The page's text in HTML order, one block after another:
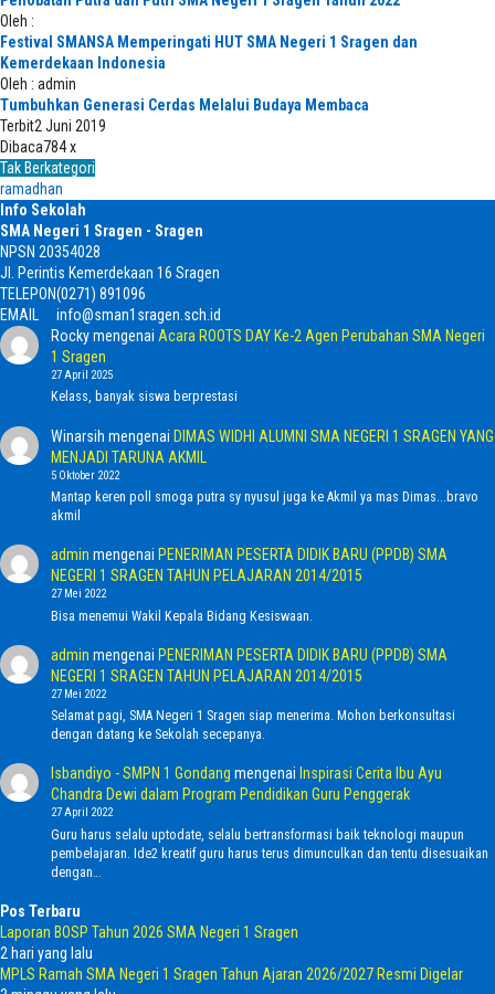
Oleh :
Festival SMANSA Memperingati HUT SMA Negeri 1 Sragen dan
Kemerdekaan Indonesia
Oleh : admin
Tumbuhkan Generasi Cerdas Melalui Budaya Membaca
Terbit2 Juni 2019
Dibaca784 x
Tak Berkategori
ramadhan
Info Sekolah
SMA Negeri 1 Sragen - Sragen
NPSN 20354028
Jl. Perintis Kemerdekaan 16 Sragen
TELEPON(0271) 891096
EMAIL
info@sman1sragen.sch.id
Rockymengenai Acara ROOTS DAY Ke-2 Agen Perubahan SMA Negeri
1 Sragen
27 April 2025
Kelass, banyak siswa berprestasi
Winarsih mengenai DIMAS WIDHI ALUMNI SMA NEGERI 1 SRAGEN YANG
MENJADI TARUNA AKMIL
5 Oktober 2022
Mantap keren poll smoga putra sy nyusul juga ke Akmil ya mas Dimas...bravo
akmil
admin mengenai PENERIMAN PESERTA DIDIK BARU (PPDB) SMA
NEGERI 1 SRAGEN TAHUN PELAJARAN 2014/2015
27 Mei 2022
Bisa menemui Wakil Kepala Bidang Kesiswaan.
admin mengenai PENERIMAN PESERTA DIDIK BARU (PPDB) SMA
NEGERI 1 SRAGEN TAHUN PELAJARAN 2014/2015
27 Mei 2022
Selamat pagi, SMA Negeri 1 Sragen siap menerima. Mohon berkonsultasi
dengan datang ke Sekolah secepanya.
Isbandiyo - SMPN 1 Gondang mengenai Inspirasi Cerita Ibu Ayu
Chandra Dewi dalam Program Pendidikan Guru Penggerak
27 April 2022
Guru harus selalu uptodate, selalu bertransformasi baik teknologi maupun
pembelajaran. Ide2 kreatif guru harus terus dimunculkan dan tentu disesuaikan
dengan…
Pos Terbaru
Laporan BOSP Tahun 2026 SMA Negeri 1 Sragen
2 hari yang lalu
MPLS Ramah SMA Negeri 1 Sragen Tahun Ajaran 2026/2027 Resmi Digelar